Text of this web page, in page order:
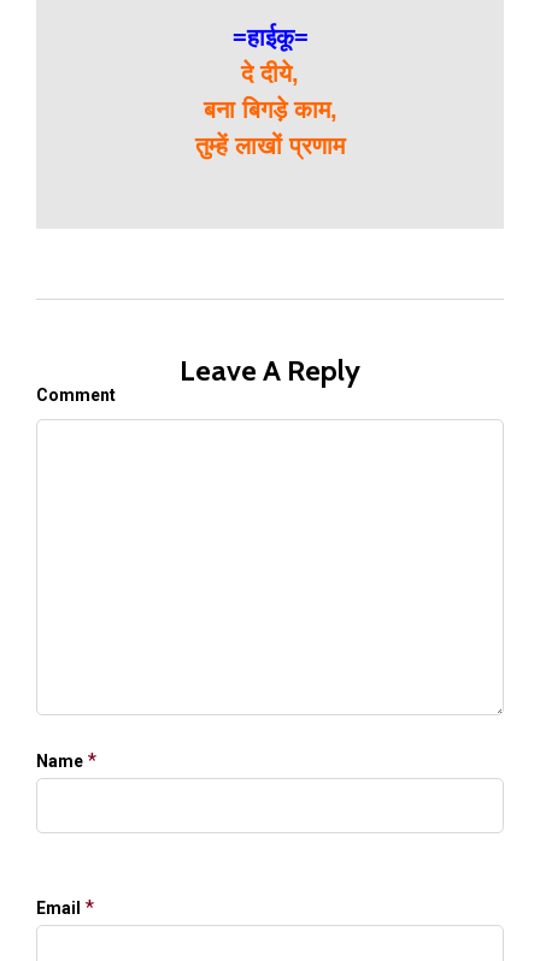
=हाईकू=
दे दीये,
बना बिगड़े काम,
तुम्हें लाखों प्रणाम
Leave A Reply
Comment
Name *
Email *